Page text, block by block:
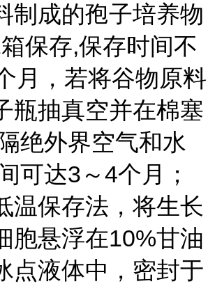
制成的孢子培养物
保存,保存时间不
月，若将谷物原料
瓶抽真空并在棉塞
绝外界空气和水
可达3～4个月；
保存法，将生长
胞悬浮在10%甘油
点液体中，密封于